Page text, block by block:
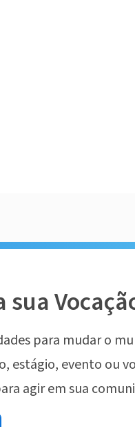
sua
para mudar o
estágio, evento ou
agir em sua